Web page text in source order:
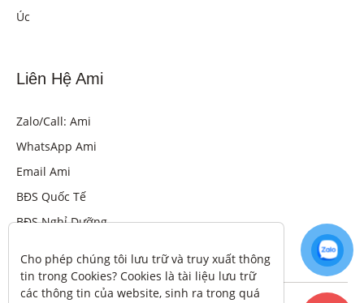
Úc
Liên Hệ Ami
Zalo/Call: Ami
WhatsApp Ami
Email Ami
BĐS Quốc Tế
BĐS Nghỉ Dưỡng
Cho phép chúng tôi lưu trữ và truy xuất thông
tin trong Cookies? Cookies là tài liệu lưu trữ
các thông tin của website, sinh ra trong quá